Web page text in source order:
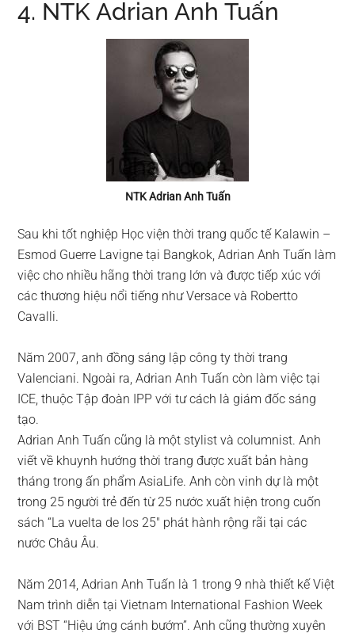
4. NTK Adrian Anh Tuấn
NTK Adrian Anh Tuấn
Sau khi tốt nghiệp Học viện thời trang quốc tế Kalawin –
Esmod Guerre Lavigne tại Bangkok, Adrian Anh Tuấn làm
việc cho nhiều hãng thời trang lớn và được tiếp xúc với
các thương hiệu nổi tiếng như Versace và Robertto
Cavalli.
Năm 2007, anh đồng sáng lập công ty thời trang
Valenciani. Ngoài ra, Adrian Anh Tuấn còn làm việc tại
ICE, thuộc Tập đoàn IPP với tư cách là giám đốc sáng
tạo.
Adrian Anh Tuấn cũng là một stylist và columnist. Anh
viết về khuynh hướng thời trang được xuất bản hàng
tháng trong ấn phẩm AsiaLife. Anh còn vinh dự là một
trong 25 người trẻ đến từ 25 nước xuất hiện trong cuốn
sách “La vuelta de los 25″ phát hành rộng rãi tại các
nước Châu Âu.
Năm 2014, Adrian Anh Tuấn là 1 trong 9 nhà thiết kế Việt
Nam trình diễn tại Vietnam International Fashion Week
với BST “Hiệu ứng cánh bướm”. Anh cũng thường xuyên